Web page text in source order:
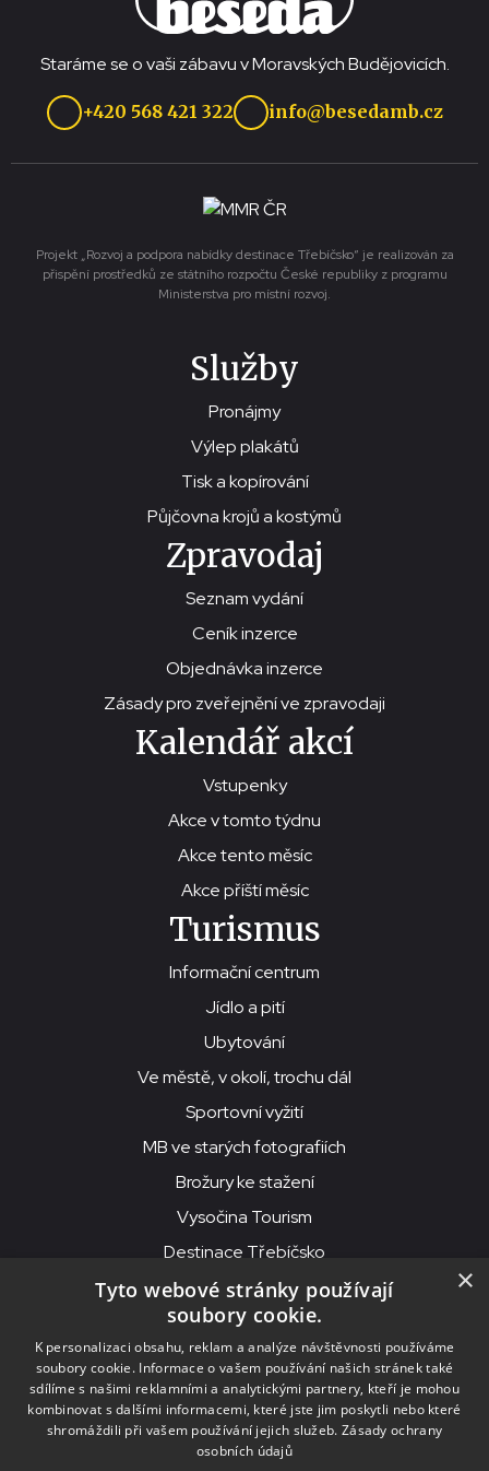
Staráme se o vaši zábavu v Moravských Budějovicích.
+420 568 421 322 info@besedamb.cz
Projekt „Rozvoj a podpora nabídky destinace Třebíčsko“ je realizován za
přispění prostředků ze státního rozpočtu České republiky z programu
Ministerstva pro místní rozvoj.
Služby
Pronájmy
Výlep plakátů
Tisk a kopírování
Půjčovna krojů a kostýmů
Zpravodaj
Seznam vydání
Ceník inzerce
Objednávka inzerce
Zásady pro zveřejnění ve zpravodaji
Kalendář akcí
Vstupenky
Akce v tomto týdnu
Akce tento měsíc
Akce příští měsíc
Turismus
Informační centrum
Jídlo a pití
Ubytování
Ve městě, v okolí, trochu dál
Sportovní vyžití
MB ve starých fotografiích
Brožury ke stažení
Vysočina Tourism
Destinace Třebíčsko
© 2026MKS Beseda Mor. Budějovice
MKS Beseda, příspěvková organizace, Purcnerova 62, 676 02
Moravské Budějovice
IČO: 00091758, DIČ: CZ00091758, ID datové schránky: chjn2kd
×
Tyto webové stránky používají
soubory cookie.
K personalizaci obsahu, reklam a analýze návštěvnosti používáme
soubory cookie. Informace o vašem používání našich stránek také
sdílíme s našimi reklamními a analytickými partnery, kteří je mohou
kombinovat s dalšími informacemi, které jste jim poskytli nebo které
shromáždili při vašem používání jejich služeb. Zásady ochrany
osobních údajů